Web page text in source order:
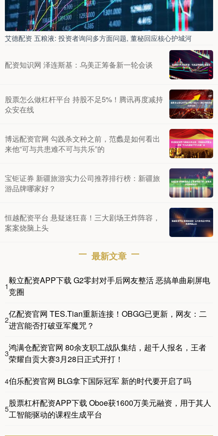
艾德配资 五粮液: 投资者询问多方面问题, 董秘回应核心护城河
配资知识网 泽连斯基：乌美正筹备新一轮会谈
股票怎么做杠杆平台 持股不足5%！腾讯再度减持
众安在线
博远配资官网 勾践杀文种之前，范蠡是如何看出
来他“可与共患难不可与共乐”的
宝钜证券 新疆旅游实力公司推荐排行榜：新疆旅
游品牌哪家好？
恒越配资平台 悬疑迷狂喜！三大剧场王炸阵容，
案案烧脑上头
最新文章
1
毅立配资APP下载 G2零封对手后网友整活 恶搞单曲刷屏电
竞圈
2
亿配资官网 TES.Tian重新连接！OBGG已更新，网友：二
进宫能否打破亚军魔咒？
3
鸿满仓配资官网 80余支职工战队集结，超千人报名，王者
荣耀自贡大赛3月28日正式开打！
4伯乐配资官网 BLG拿下国际冠军 新的时代要开启了吗
5
股票杠杆配资APP下载 Oboe获1600万美元融资，用于其人
工智能驱动的课程生成平台